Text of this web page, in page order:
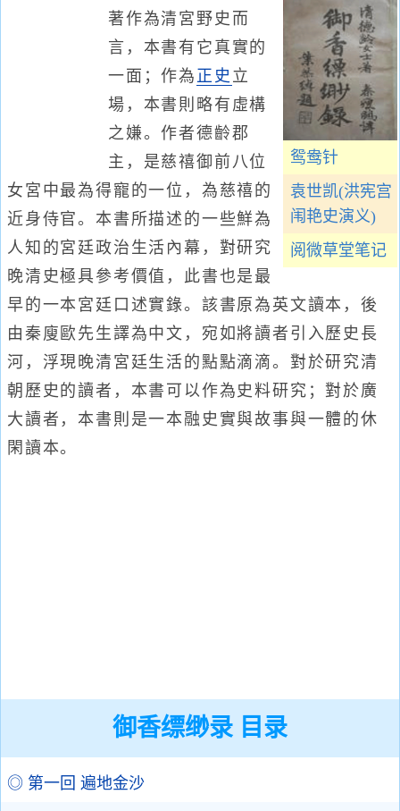
鸳鸯针
袁世凯(洪宪宫
闱艳史演义)
阅微草堂笔记
著作為清宮野史而
言，本書有它真實的
一面；作為 正史 立
場，本書則略有虛構
之嫌。作者德齡郡
主，是慈禧御前八位
女宮中最為得寵的一位，為慈禧的
近身侍官。本書所描述的一些鮮為
人知的宮廷政治生活內幕，對研究
晚清史極具參考價值，此書也是最
早的一本宮廷口述實錄。該書原為英文讀本，後
由秦廋歐先生譯為中文，宛如將讀者引入歷史長
河，浮現晚清宮廷生活的點點滴滴。對於研究清
朝歷史的讀者，本書可以作為史料研究；對於廣
大讀者，本書則是一本融史實與故事與一體的休
閑讀本。
御香缥缈录 目录
◎ 第一回 遍地金沙